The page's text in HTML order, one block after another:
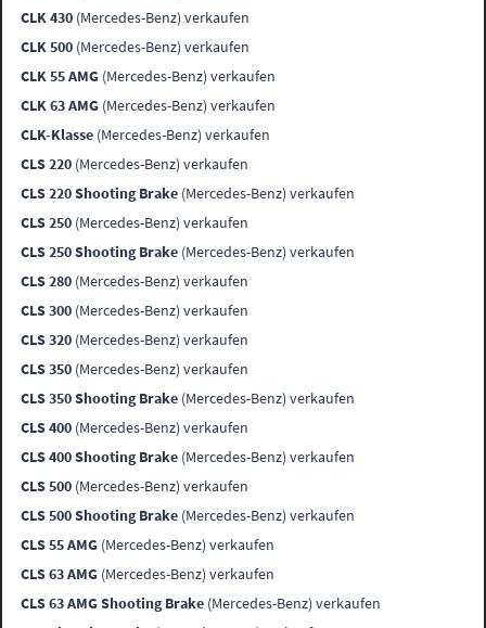
CLK 430 (Mercedes-Benz) verkaufen
CLK 500 (Mercedes-Benz) verkaufen
CLK 55 AMG (Mercedes-Benz) verkaufen
CLK 63 AMG (Mercedes-Benz) verkaufen
CLK-Klasse (Mercedes-Benz) verkaufen
CLS 220 (Mercedes-Benz) verkaufen
CLS 220 Shooting Brake (Mercedes-Benz) verkaufen
CLS 250 (Mercedes-Benz) verkaufen
CLS 250 Shooting Brake (Mercedes-Benz) verkaufen
CLS 280 (Mercedes-Benz) verkaufen
CLS 300 (Mercedes-Benz) verkaufen
CLS 320 (Mercedes-Benz) verkaufen
CLS 350 (Mercedes-Benz) verkaufen
CLS 350 Shooting Brake (Mercedes-Benz) verkaufen
CLS 400 (Mercedes-Benz) verkaufen
CLS 400 Shooting Brake (Mercedes-Benz) verkaufen
CLS 500 (Mercedes-Benz) verkaufen
CLS 500 Shooting Brake (Mercedes-Benz) verkaufen
CLS 55 AMG (Mercedes-Benz) verkaufen
CLS 63 AMG (Mercedes-Benz) verkaufen
CLS 63 AMG Shooting Brake (Mercedes-Benz) verkaufen